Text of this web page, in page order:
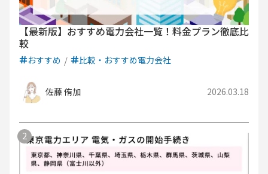
【最新版】おすすめ電力会社一覧！料金プラン徹底比
較
おすすめ 比較・おすすめ電力会社
佐藤 侑加 2026.03.18